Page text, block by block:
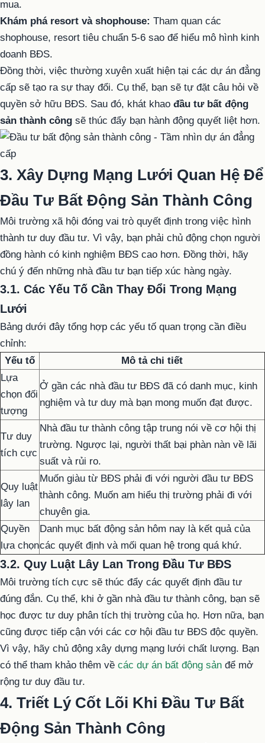
mua.
Khám phá resort và shophouse: Tham quan các
shophouse, resort tiêu chuẩn 5-6 sao để hiểu mô hình kinh
doanh BĐS.
Đồng thời, việc thường xuyên xuất hiện tại các dự án đẳng
cấp sẽ tạo ra sự thay đổi. Cụ thể, bạn sẽ tự đặt câu hỏi về
quyền sở hữu BĐS. Sau đó, khát khao đầu tư bất động
sản thành công sẽ thúc đẩy bạn hành động quyết liệt hơn.
3. Xây Dựng Mạng Lưới Quan Hệ Để
Đầu Tư Bất Động Sản Thành Công
Môi trường xã hội đóng vai trò quyết định trong việc hình
thành tư duy đầu tư. Vì vậy, bạn phải chủ động chọn người
đồng hành có kinh nghiệm BĐS cao hơn. Đồng thời, hãy
chú ý đến những nhà đầu tư bạn tiếp xúc hàng ngày.
3.1. Các Yếu Tố Cần Thay Đổi Trong Mạng
Lưới
Bảng dưới đây tổng hợp các yếu tố quan trọng cần điều
chỉnh:
Yếu tố
Mô tả chi tiết
Lựa
chọn đối
tượng
Ở gần các nhà đầu tư BĐS đã có danh mục, kinh
nghiệm và tư duy mà bạn mong muốn đạt được.
Tư duy
tích cực
Nhà đầu tư thành công tập trung nói về cơ hội thị
trường. Ngược lại, người thất bại phàn nàn về lãi
suất và rủi ro.
Quy luật
lây lan
Muốn giàu từ BĐS phải đi với người đầu tư BĐS
thành công. Muốn am hiểu thị trường phải đi với
chuyên gia.
Quyền
lựa chọn
Danh mục bất động sản hôm nay là kết quả của
các quyết định và mối quan hệ trong quá khứ.
3.2. Quy Luật Lây Lan Trong Đầu Tư BĐS
Môi trường tích cực sẽ thúc đẩy các quyết định đầu tư
đúng đắn. Cụ thể, khi ở gần nhà đầu tư thành công, bạn sẽ
học được tư duy phân tích thị trường của họ. Hơn nữa, bạn
cũng được tiếp cận với các cơ hội đầu tư BĐS độc quyền.
Vì vậy, hãy chủ động xây dựng mạng lưới chất lượng. Bạn
có thể tham khảo thêm về các dự án bất động sản để mở
rộng tư duy đầu tư.
4. Triết Lý Cốt Lõi Khi Đầu Tư Bất
Động Sản Thành Công